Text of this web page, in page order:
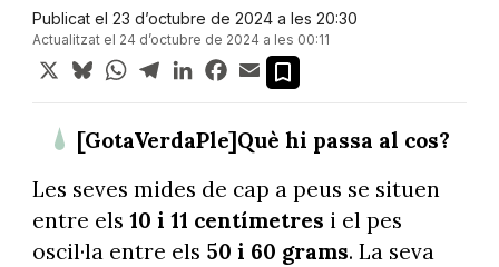
Publicat el 23 d’octubre de 2024 a les 20:30
Actualitzat el 24 d’octubre de 2024 a les 00:11
X BlueskyWhatsApp
TelegramLinkedInFacebook
Email
[GotaVerdaPle]Què hi passa al cos?
Les seves mides de cap a peus se situen
entre els 10 i 11 centímetres i el pes
oscil·la entre els 50 i 60 grams. La seva